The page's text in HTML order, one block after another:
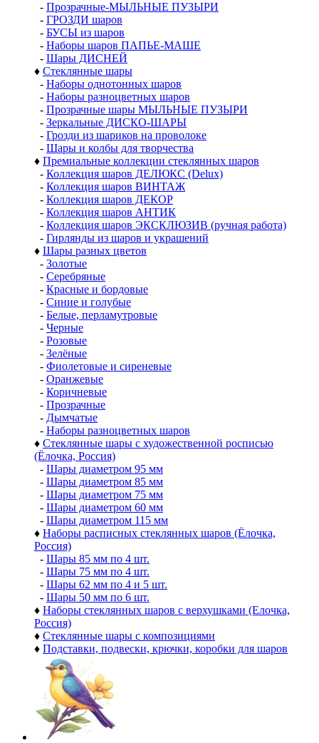
- Прозрачные-МЫЛЬНЫЕ ПУЗЫРИ
- ГРОЗДИ шаров
- БУСЫ из шаров
- Наборы шаров ПАПЬЕ-МАШЕ
- Шары ДИСНЕЙ
♦ Стеклянные шары
- Наборы однотонных шаров
- Наборы разноцветных шаров
- Прозрачные шары МЫЛЬНЫЕ ПУЗЫРИ
- Зеркальные ДИСКО-ШАРЫ
- Грозди из шариков на проволоке
- Шары и колбы для творчества
♦ Премиальные коллекции стеклянных шаров
- Коллекция шаров ДЕЛЮКС (Delux)
- Коллекция шаров ВИНТАЖ
- Коллекция шаров ДЕКОР
- Коллекция шаров АНТИК
- Коллекция шаров ЭКСКЛЮЗИВ (ручная работа)
- Гирлянды из шаров и украшений
♦ Шары разных цветов
- Золотые
- Серебряные
- Красные и бордовые
- Синие и голубые
- Белые, перламутровые
- Черные
- Розовые
- Зелёные
- Фиолетовые и сиреневые
- Оранжевые
- Коричневые
- Прозрачные
- Дымчатые
- Наборы разноцветных шаров
♦ Стеклянные шары с художественной росписью
(Ёлочка, Россия)
- Шары диаметром 95 мм
- Шары диаметром 85 мм
- Шары диаметром 75 мм
- Шары диаметром 60 мм
- Шары диаметром 115 мм
♦ Наборы расписных стеклянных шаров (Ёлочка,
Россия)
- Шары 85 мм по 4 шт.
- Шары 75 мм по 4 шт.
- Шары 62 мм по 4 и 5 шт.
- Шары 50 мм по 6 шт.
♦ Наборы стеклянных шаров с верхушками (Елочка,
Россия)
♦ Стеклянные шары с композициями
♦ Подставки, подвески, крючки, коробки для шаров